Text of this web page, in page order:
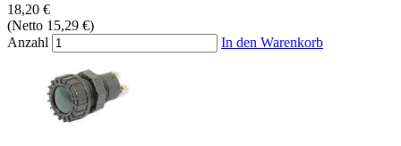
18,20 €
(Netto 15,29 €)
Anzahl
In den Warenkorb